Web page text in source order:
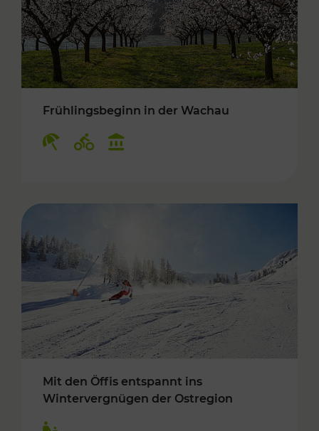
Frühlingsbeginn in der Wachau
Mit den Öffis entspannt ins
Wintervergnügen der Ostregion